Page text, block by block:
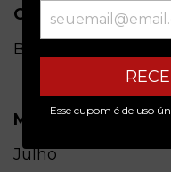
Esse cupom é de uso
Origem
Brasil
Mês de publicação
Julho